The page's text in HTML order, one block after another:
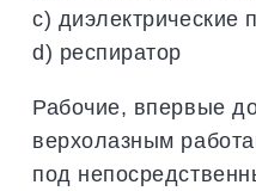
c) диэлектрические
d) респиратор
Рабочие, впервые
верхолазным
под